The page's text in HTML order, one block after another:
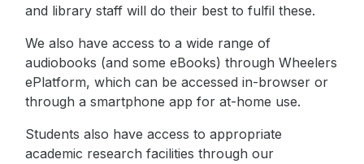
and library staff will do their best to fulfil these.
We also have access to a wide range of
audiobooks (and some eBooks) through Wheelers
ePlatform, which can be accessed in-browser or
through a smartphone app for at-home use.
Students also have access to appropriate
academic research facilities through our